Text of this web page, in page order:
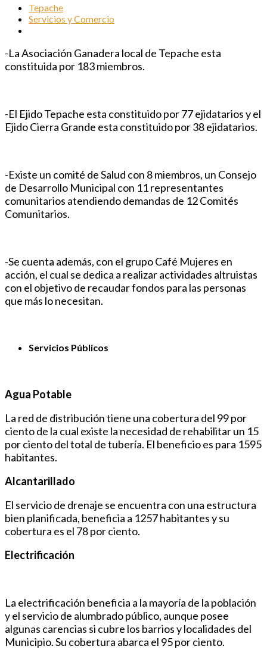
Tepache
Servicios y Comercio
-La Asociación Ganadera local de Tepache esta
constituida por 183 miembros.
-El Ejido Tepache esta constituido por 77 ejidatarios y el
Ejido Cierra Grande esta constituido por 38 ejidatarios.
-Existe un comité de Salud con 8 miembros, un Consejo
de Desarrollo Municipal con 11 representantes
comunitarios atendiendo demandas de 12 Comités
Comunitarios.
-Se cuenta además, con el grupo Café Mujeres en
acción, el cual se dedica a realizar actividades altruistas
con el objetivo de recaudar fondos para las personas
que más lo necesitan.
Servicios Públicos
Agua Potable
La red de distribución tiene una cobertura del 99 por
ciento de la cual existe la necesidad de rehabilitar un 15
por ciento del total de tubería. El beneficio es para 1595
habitantes.
Alcantarillado
El servicio de drenaje se encuentra con una estructura
bien planificada, beneficia a 1257 habitantes y su
cobertura es el 78 por ciento.
Electrificación
La electrificación beneficia a la mayoría de la población
y el servicio de alumbrado público, aunque posee
algunas carencias si cubre los barrios y localidades del
Municipio. Su cobertura abarca el 95 por ciento.